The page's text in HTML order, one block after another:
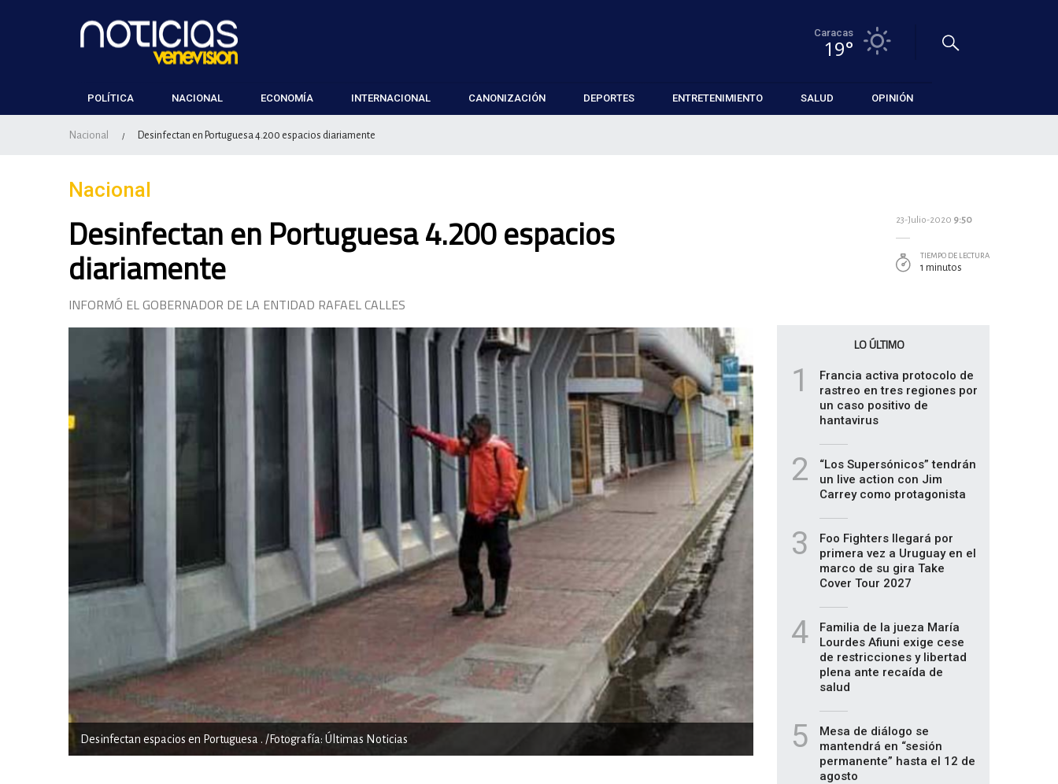
Caracas
19°
POLÍTICA NACIONAL ECONOMÍA INTERNACIONAL CANONIZACIÓN DEPORTES ENTRETENIMIENTO SALUD OPINIÓN
Nacional / Desinfectan en Portuguesa 4.200 espacios diariamente
Nacional
Desinfectan en Portuguesa 4.200 espacios
diariamente
INFORMÓ EL GOBERNADOR DE LA ENTIDAD RAFAEL CALLES
Desinfectan espacios en Portuguesa . /Fotografía: Últimas Noticias
23-Julio-2020 9:50
TIEMPO DE LECTURA
1 minutos
LO ÚLTIMO
1
Francia activa protocolo de
rastreo en tres regiones por
un caso positivo de
hantavirus
2
“Los Supersónicos” tendrán
un live action con Jim
Carrey como protagonista
3
Foo Fighters llegará por
primera vez a Uruguay en el
marco de su gira Take
Cover Tour 2027
4
Familia de la jueza María
Lourdes Afiuni exige cese
de restricciones y libertad
plena ante recaída de
salud
5
Mesa de diálogo se
mantendrá en “sesión
permanente” hasta el 12 de
agosto